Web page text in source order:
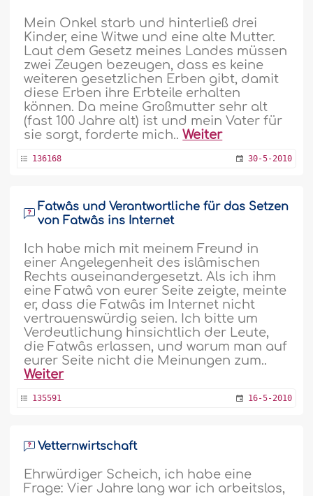
Mein Onkel starb und hinterließ drei
Kinder, eine Witwe und eine alte Mutter.
Laut dem Gesetz meines Landes müssen
zwei Zeugen bezeugen, dass es keine
weiteren gesetzlichen Erben gibt, damit
diese Erben ihre Erbteile erhalten
können. Da meine Großmutter sehr alt
(fast 100 Jahre alt) ist und mein Vater für
sie sorgt, forderte mich..Weiter
136168 30-5-2010
Fatwâs und Verantwortliche für das Setzen
von Fatwâs ins Internet
Ich habe mich mit meinem Freund in
einer Angelegenheit des islâmischen
Rechts auseinandergesetzt. Als ich ihm
eine Fatwâ von eurer Seite zeigte, meinte
er, dass die Fatwâs im Internet nicht
vertrauenswürdig seien. Ich bitte um
Verdeutlichung hinsichtlich der Leute,
die Fatwâs erlassen, und warum man auf
eurer Seite nicht die Meinungen zum..
Weiter
135591 16-5-2010
Vetternwirtschaft
Ehrwürdiger Scheich, ich habe eine
Frage: Vier Jahre lang war ich arbeitslos,